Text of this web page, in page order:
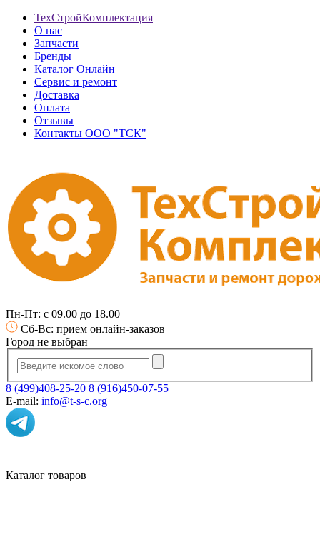
ТехСтройКомплектация
О нас
Запчасти
Бренды
Каталог Онлайн
Сервис и ремонт
Доставка
Оплата
Отзывы
Контакты ООО "ТСК"
Пн-Пт: с 09.00 до 18.00
Сб-Вс: прием онлайн-заказов
Город не выбран
8 (499)408-25-20 8 (916)450-07-55
E-mail: info@t-s-c.org
Каталог товаров